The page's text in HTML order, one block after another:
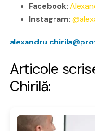
Facebook:
Instagram:
Articole
Chirilă: